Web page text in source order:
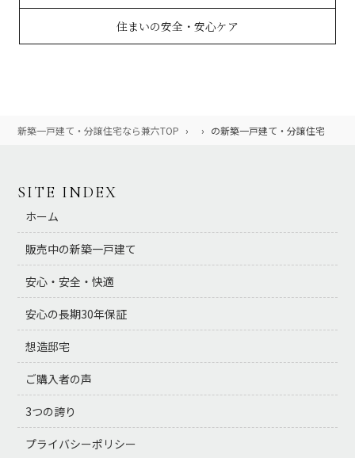
住まいの安全・安心ケア
新築一戸建て・分譲住宅なら兼六TOP › › の新築一戸建て・分譲住宅
SITE INDEX
ホーム
販売中の新築一戸建て
安心・安全・快適
安心の長期30年保証
想造邸宅
ご購入者の声
3つの誇り
プライバシーポリシー